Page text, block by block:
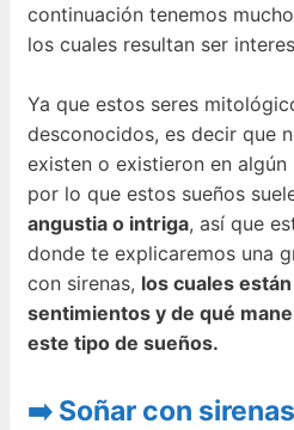
continuación tenemos
los cuales resultan ser
Ya que estos seres
desconocidos, es decir que
existen o existieron en
por lo que estos sueños
angustia o intriga, así que
donde te explicaremos una
con sirenas, los cuales
sentimientos y de qué
este tipo de sueños.
➡️ Soñar con